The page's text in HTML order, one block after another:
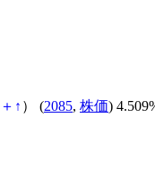
＋ ↑ ） (2085, 株価)